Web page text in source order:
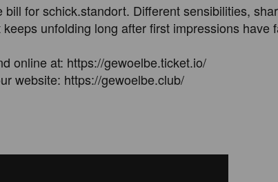
for schick.standort. Different sensibilities,
unfolding long after first impressions have
online at: https://gewoelbe.ticket.io/
website: https://gewoelbe.club/